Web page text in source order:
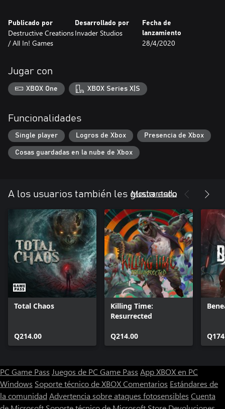
finales de milenio y es capaz de desarrollarse alrededor de una
típica, pero original historia. La trama se desarrolla a través de los
ojos de varios personajes, poniendo a los en la piel de diferentes
través de sus teoría y dudas sobre la situación. Analizar
situaciones, controlar la munición, buscar objetos ocultos,
resolver puzles y la gran dificultad ayudará a los jugadores a
saltar en el tiempo un par de décadas hacia atrás y morir de
Publicado por
Destructive Creations
/ All In! Games
Desarrollado por
Invader Studios
Fecha de
lanzamiento
28/4/2020
Jugar con
XBOX One XBOX Series X|S
Funcionalidades
Single player Logros de Xbox Presencia de Xbox
Cosas guardadas en la nube de Xbox
A los usuarios también les gusta esto
Mostrar todo
Total Chaos
Q214.00
Killing Time:
Resurrected
Q214.00
PC Game Pass Juegos de PC Game Pass App XBOX en PC
Windows Soporte técnico de XBOXComentarios Estándares de
la comunidad Advertencia sobre ataques fotosensibles Cuenta